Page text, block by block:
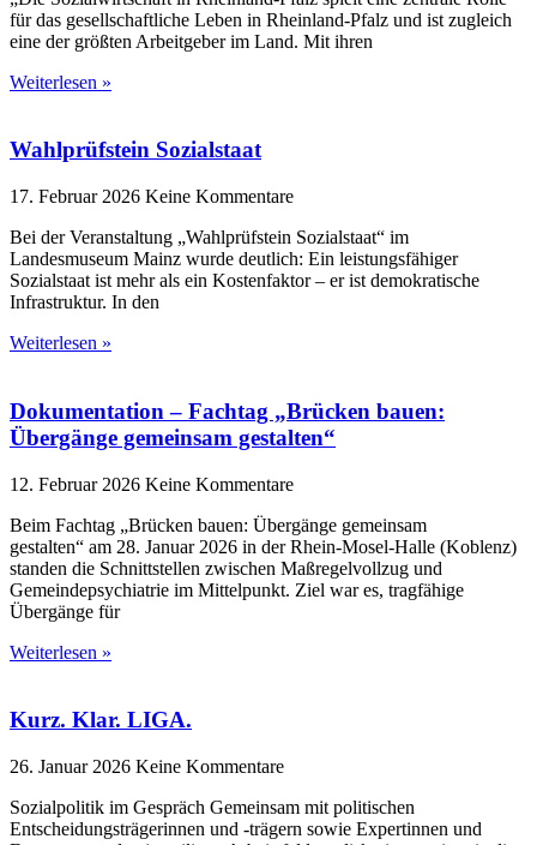
für das gesellschaftliche Leben in Rheinland-Pfalz und ist zugleich
eine der größten Arbeitgeber im Land. Mit ihren
Weiterlesen »
Wahlprüfstein Sozialstaat
17. Februar 2026 Keine Kommentare
Bei der Veranstaltung „Wahlprüfstein Sozialstaat“ im
Landesmuseum Mainz wurde deutlich: Ein leistungsfähiger
Sozialstaat ist mehr als ein Kostenfaktor – er ist demokratische
Infrastruktur. In den
Weiterlesen »
Dokumentation – Fachtag „Brücken bauen:
Übergänge gemeinsam gestalten“
12. Februar 2026 Keine Kommentare
Beim Fachtag „Brücken bauen: Übergänge gemeinsam
gestalten“ am 28. Januar 2026 in der Rhein-Mosel-Halle (Koblenz)
standen die Schnittstellen zwischen Maßregelvollzug und
Gemeindepsychiatrie im Mittelpunkt. Ziel war es, tragfähige
Übergänge für
Weiterlesen »
Kurz. Klar. LIGA.
26. Januar 2026 Keine Kommentare
Sozialpolitik im Gespräch Gemeinsam mit politischen
Entscheidungsträgerinnen und -trägern sowie Expertinnen und